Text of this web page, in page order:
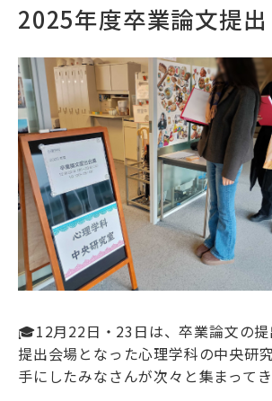
2025年度卒業論文提出
🎓12月22日・23日は、卒業論文の提
提出会場となった心理学科の中央研
手にしたみなさんが次々と集まってき